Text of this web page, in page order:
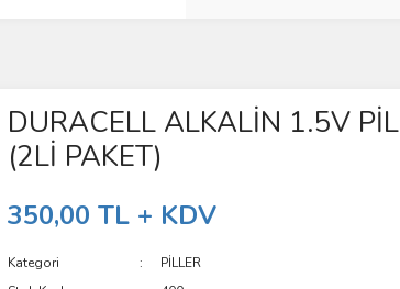
DURACELL ALKALİN 1.5V PİL
(2Lİ PAKET)
350,00 TL + KDV
Kategori
PİLLER